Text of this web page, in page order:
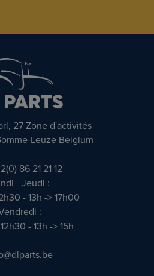
27 Zone d'activités
Leuze Belgium
86 21 21 12
- Jeudi :
- 13h -> 17h00
:
- 13h -> 15h